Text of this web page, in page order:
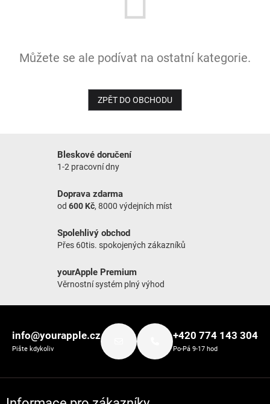
Můžete se ale podívat na ostatní kategorie.
ZPĚT DO OBCHODU
Bleskové doručení
1-2 pracovní dny
Doprava zdarma
od 600 Kč, 8000 výdejních míst
Spolehlivý obchod
Přes 60tis. spokojených zákazníků
yourApple Premium
Věrnostní systém plný výhod
info@yourapple.cz
Pište kdykoliv
+420 774 143 304
Po-Pá 9-17 hod